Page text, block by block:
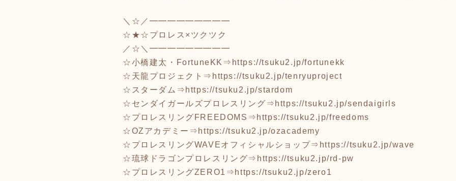
＼☆／━━━━━━━━━
☆★☆プロレス×ツクツク
／☆＼━━━━━━━━━
☆小橋建太・FortuneKK⇒ https://tsuku2.jp/fortunekk
☆天龍プロジェクト⇒ https://tsuku2.jp/tenryuproject
☆スターダム⇒ https://tsuku2.jp/stardom
☆センダイガールズプロレスリング⇒ https://tsuku2.jp/sendaigirls
☆プロレスリングFREEDOMS⇒ https://tsuku2.jp/freedoms
☆OZアカデミー⇒ https://tsuku2.jp/ozacademy
☆プロレスリングWAVEオフィシャルショップ⇒ https://tsuku2.jp/wave
☆琉球ドラゴンプロレスリング⇒ https://tsuku2.jp/rd-pw
☆プロレスリングZERO1⇒ https://tsuku2.jp/zero1